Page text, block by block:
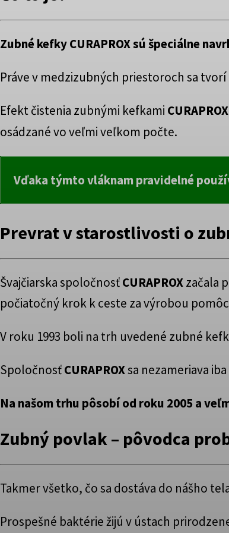
Zubné kefky CURAPROXsú špeciálne
Práve v medzizubných priestoroch sa
Efekt čistenia zubnými kefkami CURAPROX
osádzané vo veľmi veľkom počte.
Vďaka týmto vláknam pravidelné
Prevrat v starostlivosti o
Švajčiarska spoločnosťCURAPROXzačala
počiatočný krok k ceste za výrobou
V roku 1993 boli na trh uvedené zubné
SpoločnosťCURAPROXsa nezameriava
Na našom trhu pôsobí od roku 2005 a
Zubný povlak – pôvodca
Takmer všetko, čo sa dostáva do nášho
Prospešné baktérie žijú v ústach